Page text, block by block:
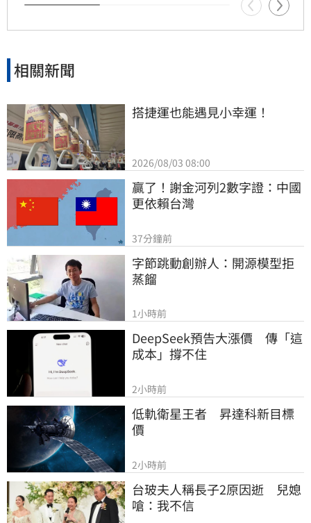
中最深的遺憾，他以此感嘆，有些電話晚點接沒
關係，但錯過的親情與話語，可能再也無法挽
相關新聞
搭捷運也能遇見小幸運！
2026/08/03 08:00
贏了！謝金河列2數字證：中國
更依賴台灣
37分鐘前
字節跳動創辦人：開源模型拒
蒸餾
1小時前
DeepSeek預告大漲價　傳「這
成本」撐不住
2小時前
低軌衛星王者　昇達科新目標
價
2小時前
台玻夫人稱長子2原因逝　兒媳
嗆：我不信